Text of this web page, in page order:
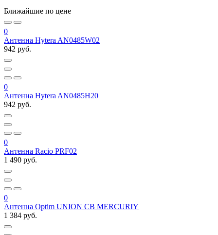
Ближайшие по цене
0
Антенна Hytera AN0485W02
942 руб.
0
Антенна Hytera AN0485H20
942 руб.
0
Антенна Racio PRF02
1 490 руб.
0
Антенна Optim UNION CB MERCURIY
1 384 руб.